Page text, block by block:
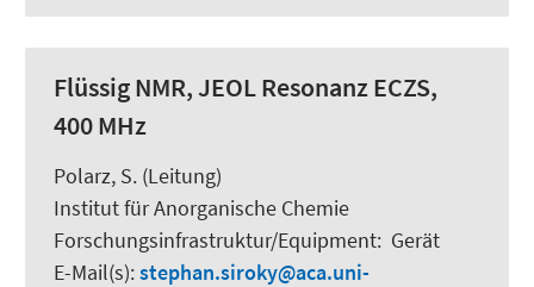
Flüssig NMR, JEOL Resonanz ECZS,
400 MHz
Polarz, S. (Leitung)
Institut für Anorganische Chemie
Forschungsinfrastruktur/Equipment: Gerät
E-Mail(s):stephan.siroky
aca.uni-